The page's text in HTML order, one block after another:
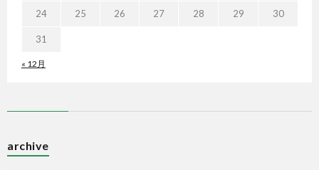
« 12月
24 25 26 27 28 29 30
31
archive